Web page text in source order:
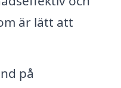
är lätt att
på